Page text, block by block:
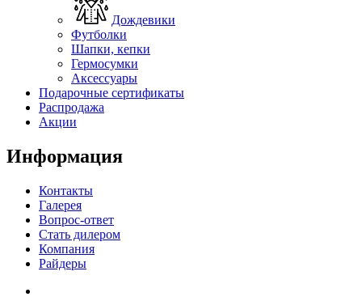
Дождевики
Футболки
Шапки, кепки
Гермосумки
Аксессуары
Подарочные сертификаты
Распродажа
Акции
Информация
Контакты
Галерея
Вопрос-ответ
Стать дилером
Компания
Райдеры